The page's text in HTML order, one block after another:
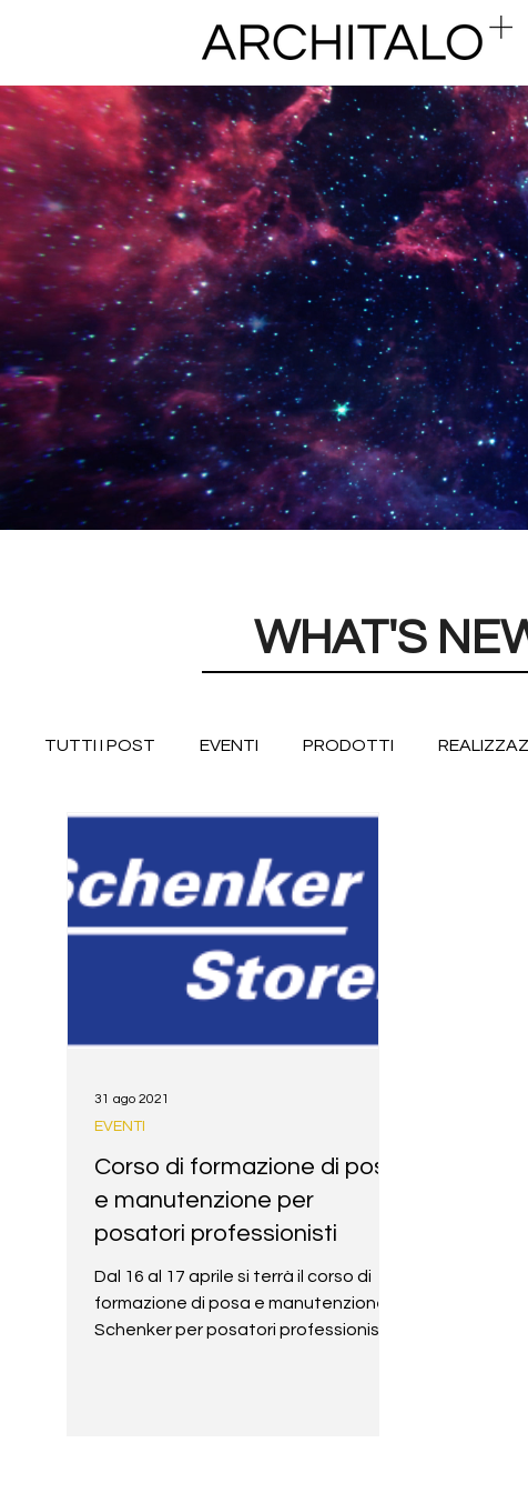
WHAT'S
TUTTI I POST EVENTI PRODOTTI
SISTEMI DI PERSIANE AVVOLGIBILI IN ALLUMINIO
Corso di formazione di posa
e manutenzione per
posatori professionisti
Dal 16 al 17 aprile si terrà il corso di
formazione di posa e manutenzione
Schenker per posatori professionisti.
EVENTI
31 ago 2021